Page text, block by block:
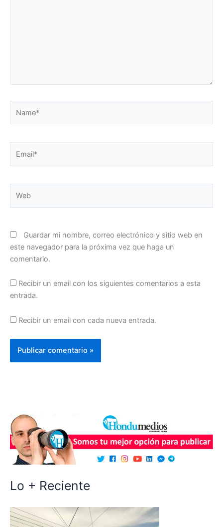
Guardar mi nombre, correo electrónico y sitio web en
este navegador para la próxima vez que haga un
comentario.
Recibir un email con los siguientes comentarios a esta
entrada.
Recibir un email con cada nueva entrada.
Lo + Reciente